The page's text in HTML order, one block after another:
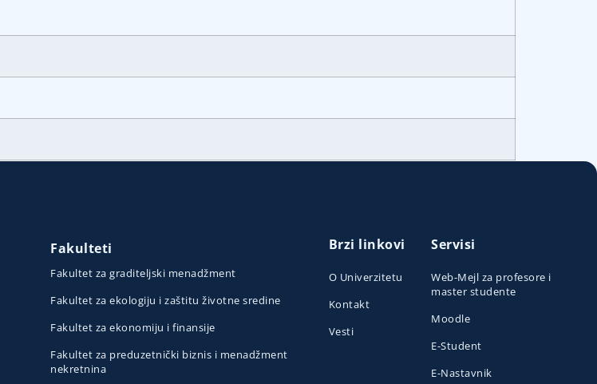
Fakulteti
Fakultet za graditeljski menadžment
Fakultet za ekologiju i zaštitu životne sredine
Fakultet za ekonomiju i finansije
Fakultet za preduzetnički biznis i menadžment
nekretnina
Brzi linkovi
O Univerzitetu
Kontakt
Vesti
Servisi
Web-Mejl za profesore i
master studente
Moodle
E-Student
E-Nastavnik